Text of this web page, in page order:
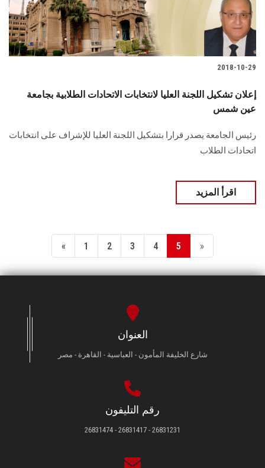
2018-10-29
إعلان تشكيل اللجنة العليا لانتخابات الاتحادات الطلابية بجامعة
عين شمس
رئيس الجامعة يصدر قرارا بتشكيل اللجنة العليا للإشراف على انتخابات
اتحادات الطلاب
اقرأ المزيد
« 1 2 3 4 5 »
العنوان
شارع الخليفة المأمون - العباسية - القاهرة - مصر
رقم التليفون
26831231 - 26831417 - 26831474